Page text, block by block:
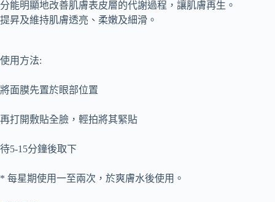
分能明顯地改善肌膚表皮層的代謝過程，讓肌膚再生。
提昇及維持肌膚透亮、柔嫩及細滑。
使用方法:
將面膜先置於眼部位置
再打開敷貼全臉，輕拍將其緊貼
待5-15分鐘後取下
* 每星期使用一至兩次，於爽膚水後使用。